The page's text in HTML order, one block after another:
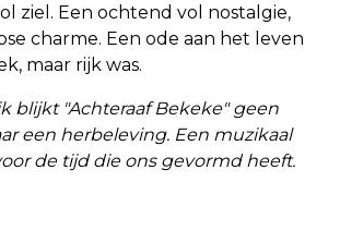
ziel. Een ochtend vol nostalgie,
charme. Een ode aan het leven
maar rijk was.
blijkt "Achteraaf Bekeke" geen
een herbeleving. Een muzikaal
de tijd die ons gevormd heeft.